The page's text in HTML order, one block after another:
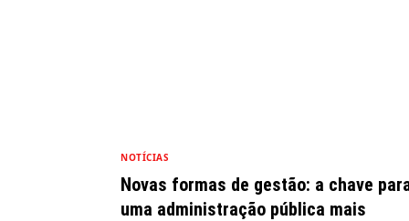
NOTÍCIAS
Novas formas de gestão: a chave
uma administração pública mais